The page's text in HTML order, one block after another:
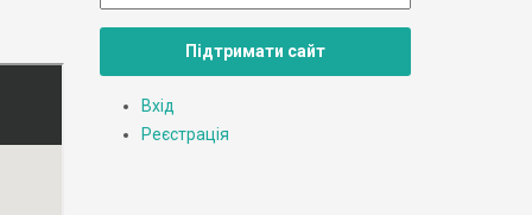
Підтримати сайт
Вхід
Реєстрація